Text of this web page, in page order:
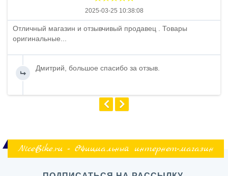
2025-03-25 10:38:08
Отличный магазин и отзывчивый продавец . Товары
оригинальные...
Дмитрий, большое спасибо за отзыв.
NiceBike.ru - Официальный интернет-магазин